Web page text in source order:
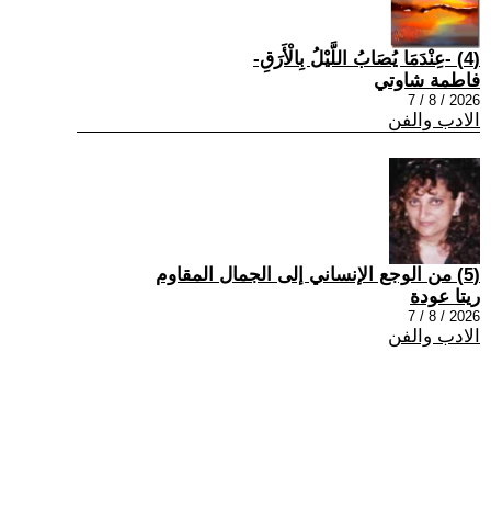
(4) -عِنْدَمَا يُصَابُ اللَّيْلُ بِالْأَرَقِ-
فاطمة شاوتي
2026 / 8 / 7
الادب والفن
(5) من الوجع الإنساني إلى الجمال المقاوم
ريتا عودة
2026 / 8 / 7
الادب والفن